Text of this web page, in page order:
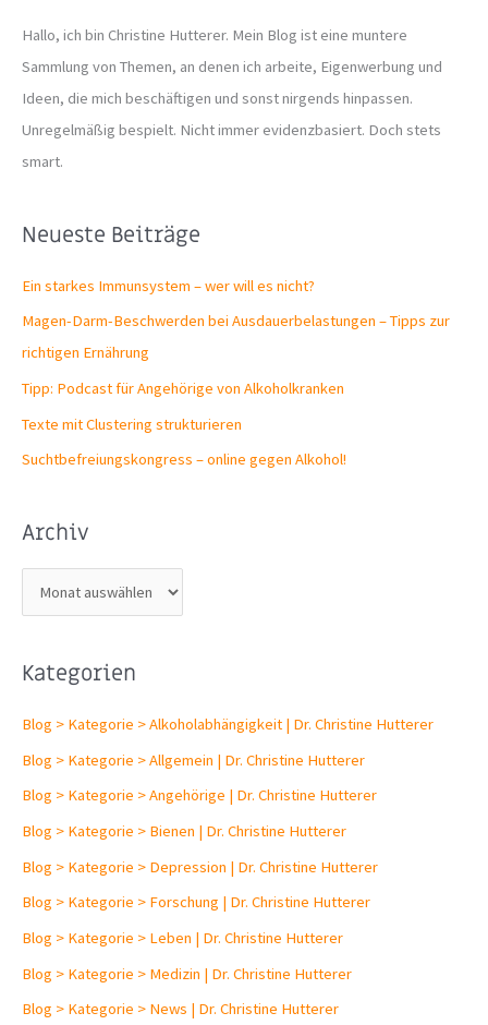
Hallo, ich bin Christine Hutterer. Mein Blog ist eine muntere
Sammlung von Themen, an denen ich arbeite, Eigenwerbung und
Ideen, die mich beschäftigen und sonst nirgends hinpassen.
Unregelmäßig bespielt. Nicht immer evidenzbasiert. Doch stets
smart.
Neueste Beiträge
Ein starkes Immunsystem – wer will es nicht?
Magen-Darm-Beschwerden bei Ausdauerbelastungen – Tipps zur
richtigen Ernährung
Tipp: Podcast für Angehörige von Alkoholkranken
Texte mit Clustering strukturieren
Suchtbefreiungs­kongress – online gegen Alkohol!
Archiv
r
h
Kategorien
Blog > Kategorie > Alkoholabhängigkeit | Dr. Christine Hutterer
Blog > Kategorie > Allgemein | Dr. Christine Hutterer
Blog > Kategorie > Angehörige | Dr. Christine Hutterer
Blog > Kategorie > Bienen | Dr. Christine Hutterer
Blog > Kategorie > Depression | Dr. Christine Hutterer
Blog > Kategorie > Forschung | Dr. Christine Hutterer
Blog > Kategorie > Leben | Dr. Christine Hutterer
Blog > Kategorie > Medizin | Dr. Christine Hutterer
Blog > Kategorie > News | Dr. Christine Hutterer